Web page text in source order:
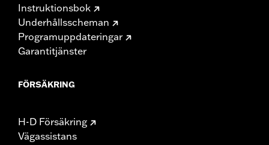
Instruktionsbok
Underhållsscheman
Programuppdateringar
Garantitjänster
FÖRSÄKRING
H-D Försäkring
Vägassistans